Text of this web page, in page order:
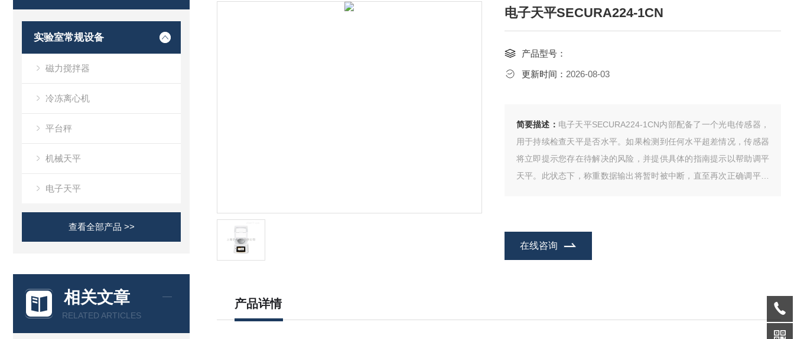
实验室常规设备
磁力搅拌器
冷冻离心机
平台秤
机械天平
电子天平
查看全部产品 >>
相关文章
RELATED ARTICLES
电子天平SECURA224-1CN
产品型号：
更新时间： 2026-08-03
简要描述： 电子天平SECURA224-1CN内部配备了一个光电传感器，
用于持续检查天平是否水平。如果检测到任何水平超差情况，传感器
将立即提示您存在待解决的风险，并提供具体的指南提示以帮助调平
天平。此状态下，称重数据输出将暂时被中断，直至再次正确调平天
在线咨询
产品详情